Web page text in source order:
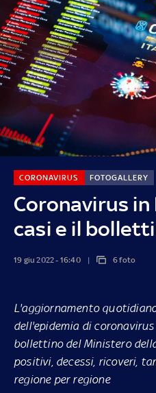
Coronavirus
casi e il
CORONAVIRUS FOTOGALLERY
19 giu 2022 - 16:40 6 foto
L'aggiornamento
dell'epidemia di
bollettino del Ministero
positivi, decessi, ricoveri,
regione per regione